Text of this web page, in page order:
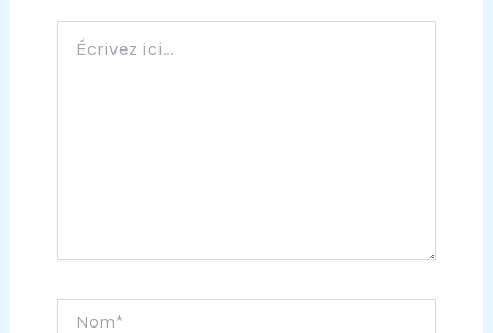
ici…